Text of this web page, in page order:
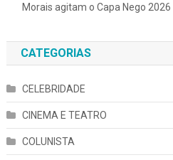
Morais agitam o Capa Nego 2026
CATEGORIAS
CELEBRIDADE
CINEMA E TEATRO
COLUNISTA